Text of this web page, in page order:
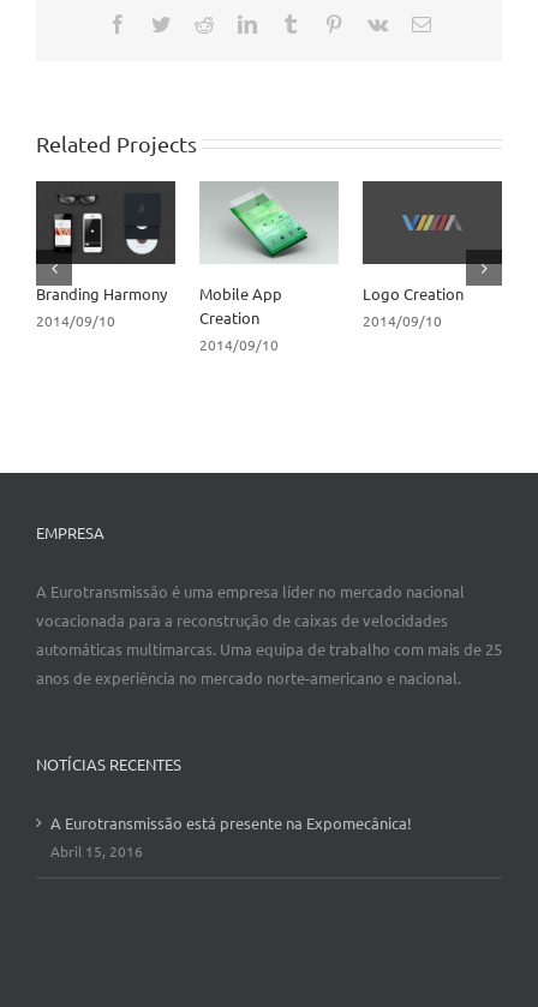
Facebook
TwitterRedditLinkedInTumblr Pinterest
Vk Email
Related Projects
Branding Harmony
2014/09/10
Mobile App
Creation
2014/09/10
Logo Creation
2014/09/10
EMPRESA
A Eurotransmissão é uma empresa líder no mercado nacional
vocacionada para a reconstrução de caixas de velocidades
automáticas multimarcas. Uma equipa de trabalho com mais de 25
anos de experiência no mercado norte-americano e nacional.
NOTÍCIAS RECENTES
A Eurotransmissão está presente na Expomecânica!
Abril 15, 2016